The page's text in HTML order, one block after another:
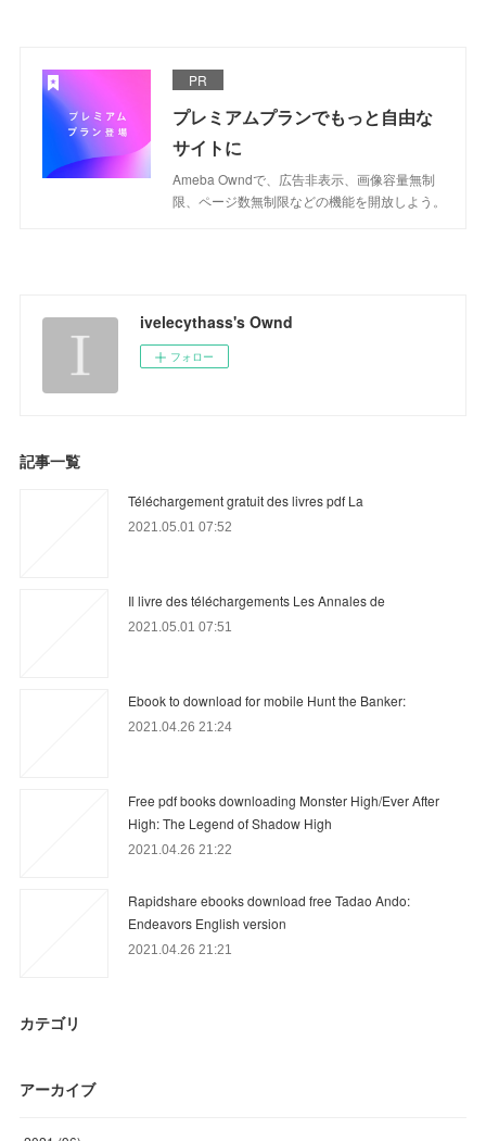
PR
プレミアムプランでもっと自由な
サイトに
Ameba Owndで、広告非表示、画像容量無制
限、ページ数無制限などの機能を開放しよう。
ivelecythass's Ownd
フォロー
記事一覧
Téléchargement gratuit des livres pdf La
2021.05.01 07:52
Il livre des téléchargements Les Annales de
2021.05.01 07:51
Ebook to download for mobile Hunt the Banker:
2021.04.26 21:24
Free pdf books downloading Monster High/Ever After
High: The Legend of Shadow High
2021.04.26 21:22
Rapidshare ebooks download free Tadao Ando:
Endeavors English version
2021.04.26 21:21
カテゴリ
アーカイブ